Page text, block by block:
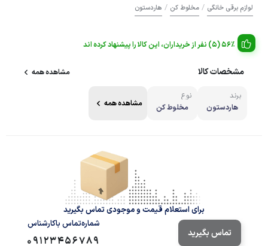
لوازم برقی خانگی / مخلوط کن / هاردستون
56% (5) نفر از خریداران، این کالا را پیشنهاد کرده اند
مشخصات کالا مشاهده همه
برند
هاردستون
نوع
مخلوط کن
مشاهده همه
برای استعلام قیمت و موجودی تماس بگیرید
تماس بگیرید
شماره‌تماس‌ با‌کارشناس
09123456789